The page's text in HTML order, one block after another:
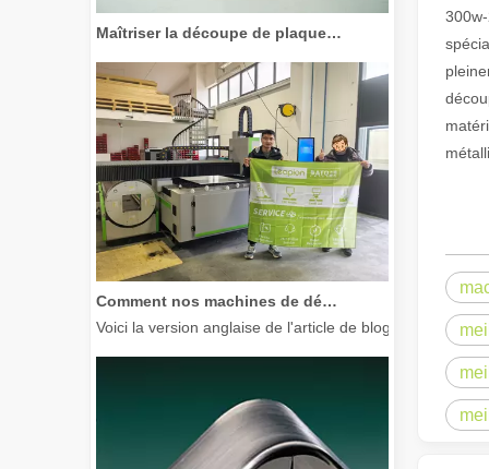
Maîtriser la découpe de plaques épaisses : comment les machines de découpe laser à fibre révolutionnent la fabrication
Comment nos machines de découpe laser renforcent la fabrication mexicaine
Voici la version anglaise de l'article de blog, adaptée